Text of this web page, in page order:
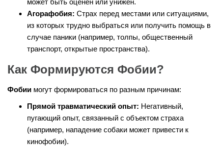
может быть оценен или унижен.
Агорафобия: Страх перед местами или ситуациями,
из которых трудно выбраться или получить помощь в
случае паники (например, толпы, общественный
транспорт, открытые пространства).
Как Формируются Фобии?
Фобии могут формироваться по разным причинам:
Прямой травматический опыт: Негативный,
пугающий опыт, связанный с объектом страха
(например, нападение собаки может привести к
кинофобии).